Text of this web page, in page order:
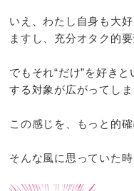
いえ、わたし自身も大
ますし、充分オタク的
でもそれ“だけ”を好き
する対象が広がってしま
この感じを、もっと的
そんな風に思っていた